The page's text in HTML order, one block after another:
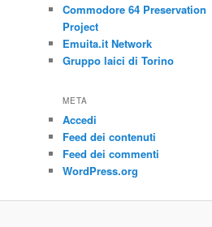
Commodore 64 Preservation
Project
Emuita.it Network
Gruppo laici di Torino
META
Accedi
Feed dei contenuti
Feed dei commenti
WordPress.org